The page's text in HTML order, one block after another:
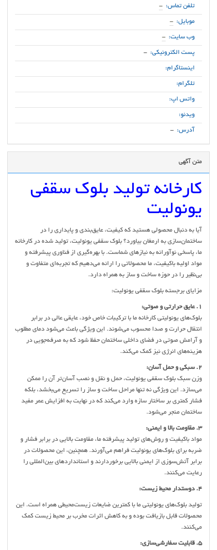
تلفن تماس: -
موبایل: -
وب سایت: -
پست الکترونیکی: -
اینستاگرام:
تلگرام:
واتس اپ:
ویدئو:
آدرس: -
متن آگهی
کارخانه تولید بلوک سقفی
یونولیت
آیا به دنبال محصولی هستید که کیفیت، عایق‌بندی و پایداری را در
ساختمان‌سازی به ارمغان بیاورد؟ بلوک سقفی یونولیت، تولید شده در کارخانه
ما، پاسخی نوآورانه به نیازهای شماست. با بهره‌گیری از فناوری پیشرفته و
مواد اولیه باکیفیت، ما محصولاتی را ارائه می‌دهیم که تجربه‌ای متفاوت و
بی‌نظیر را در حوزه ساخت و ساز به همراه دارد.
مزایای برجسته بلوک سقفی یونولیت:
1. عایق‌ حرارتی و صوتی:
بلوک‌های یونولیتی کارخانه ما با ترکیبات خاص خود، عایقی عالی در برابر
انتقال حرارت و صدا محسوب می‌شوند. این ویژگی باعث می‌شود دمای مطلوب
و آرامش صوتی در فضای داخلی ساختمان حفظ شود که به صرفه‌جویی در
هزینه‌های انرژی نیز کمک می‌کند.
2. سبکی و حمل آسان:
وزن سبک بلوک سقفی یونولیت، حمل و نقل و نصب آسان‌تر آن را ممکن
می‌سازد. این ویژگی نه تنها مراحل ساخت و ساز را تسریع می‌بخشد، بلکه
فشار کمتری بر ساختار سازه وارد می‌کند که در نهایت به افزایش عمر مفید
ساختمان منجر می‌شود.
3. مقاومت بالا و ایمنی:
مواد باکیفیت و روش‌های تولید پیشرفته ما، مقاومت بالایی در برابر فشار و
ضربه برای بلوک‌های یونولیت فراهم می‌آورند. همچنین، این محصولات در
برابر آتش‌سوزی از ایمنی بالایی برخوردارند و استانداردهای بین‌المللی را
رعایت می‌کنند.
4. دوستدار محیط زیست:
تولید بلوک‌های یونولیتی ما با کمترین ضایعات زیست‌محیطی همراه است. این
محصولات قابل بازیافت بوده و به کاهش اثرات مخرب بر محیط زیست کمک
می‌کنند.
5. قابلیت سفارشی‌سازی: